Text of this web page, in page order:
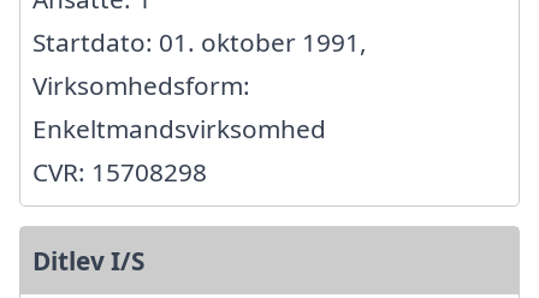
Startdato: 01. oktober 1991,
Virksomhedsform:
Enkeltmandsvirksomhed
CVR: 15708298
Ditlev I/S